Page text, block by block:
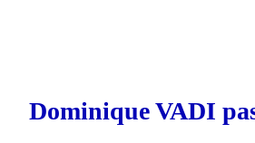
Dominique VADI